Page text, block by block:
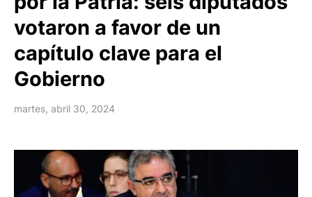
votaron a favor de un
capítulo clave para el
Gobierno
martes, abril 30, 2024